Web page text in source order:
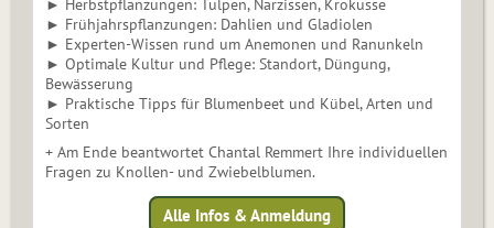
► Herbstpflanzungen: Tulpen, Narzissen, Krokusse
► Frühjahrspflanzungen: Dahlien und Gladiolen
► Experten-Wissen rund um Anemonen und Ranunkeln
► Optimale Kultur und Pflege: Standort, Düngung,
Bewässerung
► Praktische Tipps für Blumenbeet und Kübel, Arten und
Sorten
+ Am Ende beantwortet Chantal Remmert Ihre individuellen
Fragen zu Knollen- und Zwiebelblumen.
Alle Infos & Anmeldung